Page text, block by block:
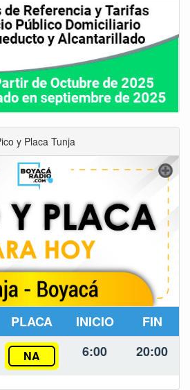
y Placa Tunja
PLACA INICIO FIN
NA 6:00 20:00